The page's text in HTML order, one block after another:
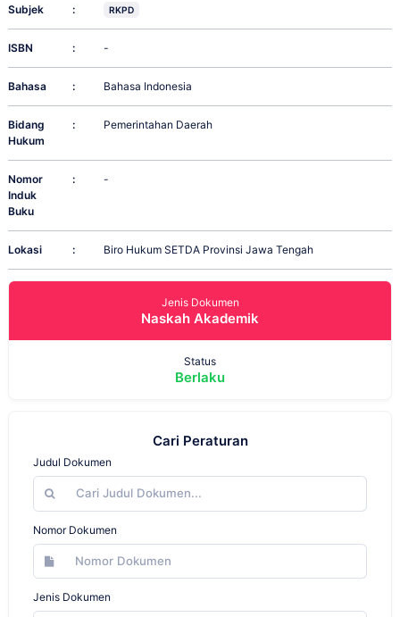
Subjek : RKPD
ISBN : -
Bahasa : Bahasa Indonesia
Bidang
Hukum
: Pemerintahan Daerah
Nomor
Induk
Buku
: -
Lokasi : Biro Hukum SETDA Provinsi Jawa Tengah
Jenis Dokumen
Naskah Akademik
Status
Berlaku
Cari Peraturan
Judul Dokumen
Nomor Dokumen
Jenis Dokumen